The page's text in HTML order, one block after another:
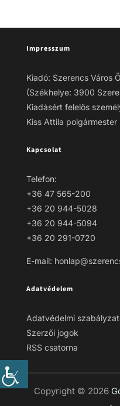
Impresszum
Kiadó: Szerencs Város
(Székhelye: 3900
Kiadásért felelős
Kiss Attila polgármester
Kapcsolat
Telefon:
+36 47 565-200
+36 20 944-5028
+36 20 944-5094
+36 20 291-0720
E-mail:
Adatvédelem
Adatvédelmi
Szerzői jogok
RSS csatorna
Copyright © 2026